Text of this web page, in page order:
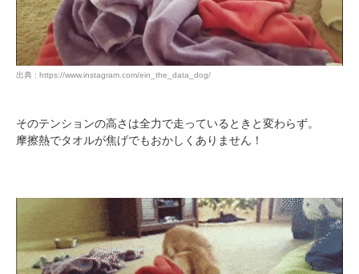
出典 : https://www.instagram.com/ein_the_data_dog/
そのテンションの高さは全力で走っているときと変わらず。
摩擦熱でタオルが焦げでもおかしくありません！
PECOアプリをダウンロード済みの方